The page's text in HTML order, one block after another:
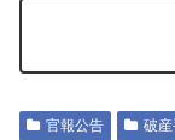
官報公告 破